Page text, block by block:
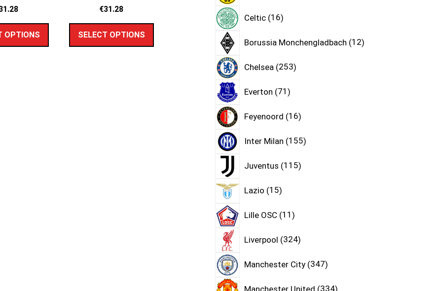
OPTIONS
€31.28
SELECT OPTIONS
Celtic 16
Borussia Monchengladbach 12
Chelsea 253
Everton 71
Feyenoord 16
Inter Milan 155
Juventus 115
Lazio 15
Lille OSC 11
Liverpool 324
Manchester City 347
Manchester United 334